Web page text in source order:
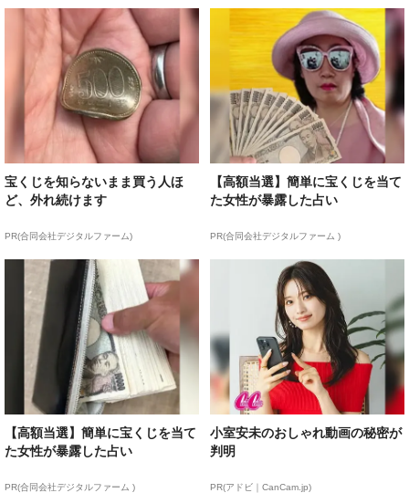
宝くじを知らないまま買う人ほ
ど、外れ続けます
PR(合同会社デジタルファーム)
【高額当選】簡単に宝くじを当て
た女性が暴露した占い
PR(合同会社デジタルファーム )
【高額当選】簡単に宝くじを当て
た女性が暴露した占い
PR(合同会社デジタルファーム )
小室安未のおしゃれ動画の秘密が
判明
PR(アドビ｜CanCam.jp)